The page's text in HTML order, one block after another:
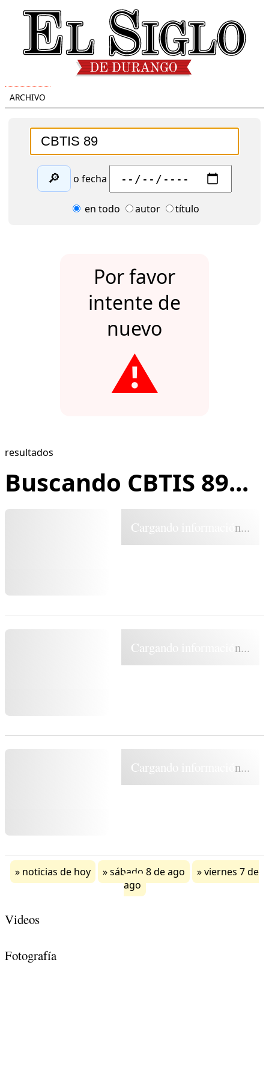
ARCHIVO
🔎 o fecha
en todo autor título
Por favor
intente de
nuevo
⚠️
resultados
Buscando CBTIS 89...
Cargando información...
Cargando información...
Cargando información...
noticias de hoy sábado 8 de ago
viernes 7 de
ago
Videos
Fotografía